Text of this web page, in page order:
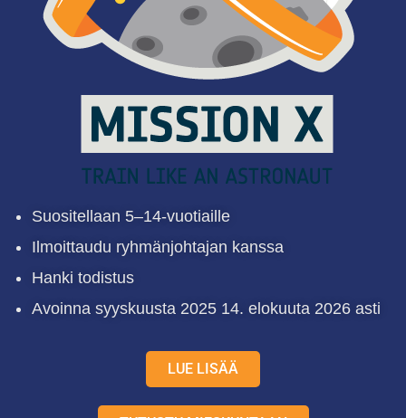
Suositellaan 5–14-vuotiaille
Ilmoittaudu ryhmänjohtajan kanssa
Hanki todistus
Avoinna syyskuusta 2025 14. elokuuta 2026 asti
LUE LISÄÄ